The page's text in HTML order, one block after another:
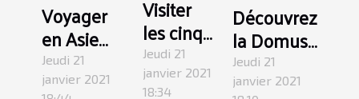
Voyager
en Asie
pour
découvrir
Jeudi 21
janvier 2021
Visiter
les cinq
beaux
villages
Jeudi 21
janvier 2021
18:34
Découvrez
la Domus
Tibériana
de Rome
Jeudi 21
janvier 2021